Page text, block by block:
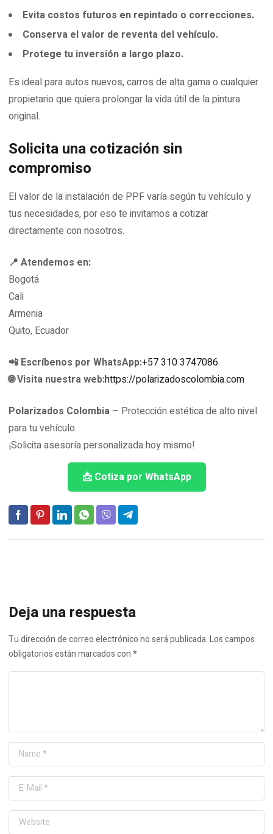
Evita costos futuros en repintado o correcciones.
Conserva el valor de reventa del vehículo.
Protege tu inversión a largo plazo.
Es ideal para autos nuevos, carros de alta gama o cualquier
propietario que quiera prolongar la vida útil de la pintura
original.
Solicita una cotización sin
compromiso
El valor de la instalación de PPF varía según tu vehículo y
tus necesidades, por eso te invitamos a cotizar
directamente con nosotros.
📍 Atendemos en:
Bogotá
Cali
Armenia
Quito, Ecuador
📲 Escríbenos por WhatsApp:+57 310 3747086
🌐 Visita nuestra web:https://polarizadoscolombia.com
Polarizados Colombia – Protección estética de alto nivel
para tu vehículo.
¡Solicita asesoría personalizada hoy mismo!
📩 Cotiza por WhatsApp
Deja una respuesta
Tu dirección de correo electrónico no será publicada.Los campos
obligatorios están marcados con*